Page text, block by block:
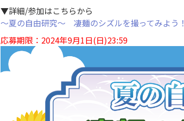
▼詳細/参加はこちらから
～夏の自由研究～ 凄麺のシズルを撮ってみよう！
応募期限：2024年9月1日(日)23:59